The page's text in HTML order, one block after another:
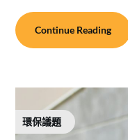
Continue Reading
環保議題